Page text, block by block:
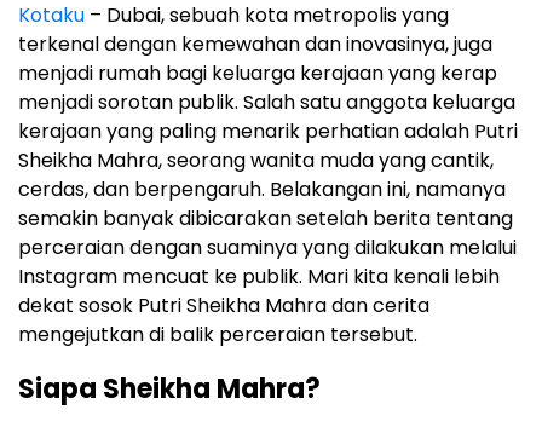
Kotaku – Dubai, sebuah kota metropolis yang
terkenal dengan kemewahan dan inovasinya, juga
menjadi rumah bagi keluarga kerajaan yang kerap
menjadi sorotan publik. Salah satu anggota keluarga
kerajaan yang paling menarik perhatian adalah Putri
Sheikha Mahra, seorang wanita muda yang cantik,
cerdas, dan berpengaruh. Belakangan ini, namanya
semakin banyak dibicarakan setelah berita tentang
perceraian dengan suaminya yang dilakukan melalui
Instagram mencuat ke publik. Mari kita kenali lebih
dekat sosok Putri Sheikha Mahra dan cerita
mengejutkan di balik perceraian tersebut.
Siapa Sheikha Mahra?